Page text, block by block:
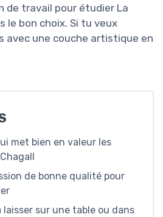
de travail pour étudier La
le bon choix. Si tu veux
avec une couche artistique en
met bien en valeur les
de bonne qualité pour
laisser sur une table ou dans